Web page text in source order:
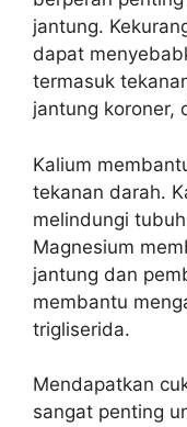
jantung.
dapat
termasuk
jantung koroner,
Kalium
tekanan darah.
melindungi
Magnesium
jantung dan
membantu
trigliserida.
Mendapatkan
sangat penting